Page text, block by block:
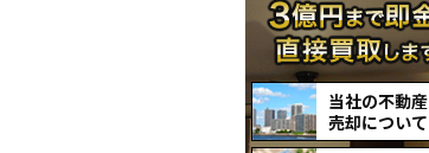
当社の不動産
売却について